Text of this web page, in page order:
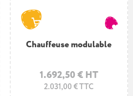
Chauffeuse modulable
1.692,50 € HT
2.031,00 € TTC